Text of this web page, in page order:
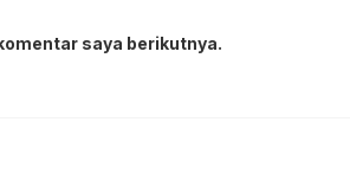
saya berikutnya.